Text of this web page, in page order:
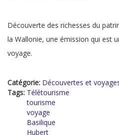
Découverte des richesses du
la Wallonie, une émission qui est
voyage.
Catégorie: Découvertes et
Tags: Télétourisme
tourisme
voyage
Basilique
Hubert